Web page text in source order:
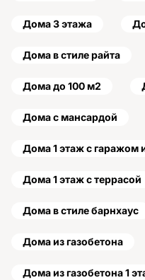
Дома 3 этажа
Дома в стиле райта
Дома до 100 м2
Дома с мансардой
Дома 1 этаж с гаражом
Дома 1 этаж с террасой
Дома в стиле барнхаус
Дома из газобетона
Дома из газобетона 1